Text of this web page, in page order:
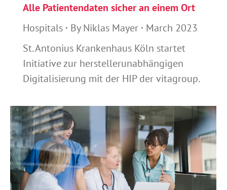
Alle Patientendaten sicher an einem Ort
Hospitals
ByNiklas Mayer
March 2023
St. Antonius Krankenhaus Köln startet
Initiative zur herstellerunabhängigen
Digitalisierung mit der HIP der vitagroup.